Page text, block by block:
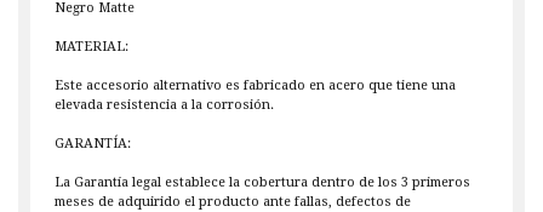
Negro Matte
MATERIAL:
Este accesorio alternativo es fabricado en acero que tiene una
elevada resistencia a la corrosión.
GARANTÍA:
La Garantía legal establece la cobertura dentro de los 3 primeros
meses de adquirido el producto ante fallas, defectos de